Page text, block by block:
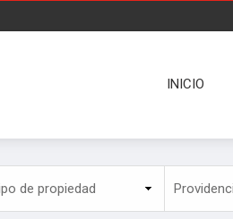
INICIO